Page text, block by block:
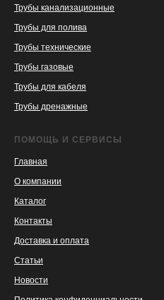
Трубы канализационные
Трубы для полива
Трубы технические
Трубы газовые
Трубы для кабеля
Трубы дренажные
ПОМОЩЬ И СЕРВИСЫ
Главная
О компании
Каталог
Контакты
Доставка и оплата
Статьи
Новости